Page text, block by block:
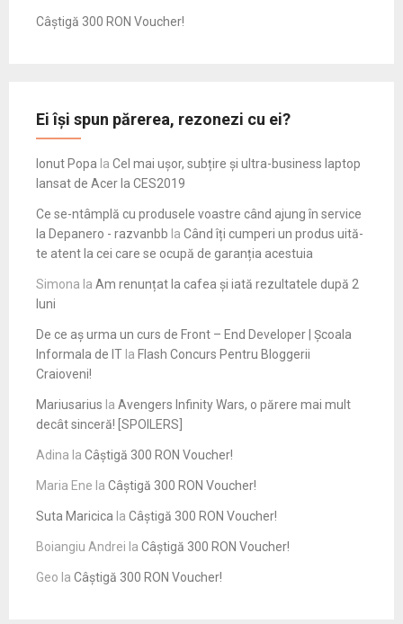
Câștigă 300 RON Voucher!
Ei își spun părerea, rezonezi cu ei?
Ionut Popa la Cel mai ușor, subțire și ultra-business laptop
lansat de Acer la CES2019
Ce se-ntâmplă cu produsele voastre când ajung în service
la Depanero - razvanbb la Când îți cumperi un produs uită-
te atent la cei care se ocupă de garanția acestuia
Simona la Am renunțat la cafea și iată rezultatele după 2
luni
De ce aș urma un curs de Front – End Developer | Școala
Informala de IT la Flash Concurs Pentru Bloggerii
Craioveni!
Mariusarius la Avengers Infinity Wars, o părere mai mult
decât sinceră! [SPOILERS]
Adina la Câștigă 300 RON Voucher!
Maria Ene la Câștigă 300 RON Voucher!
Suta Maricica la Câștigă 300 RON Voucher!
Boiangiu Andrei la Câștigă 300 RON Voucher!
Geo la Câștigă 300 RON Voucher!